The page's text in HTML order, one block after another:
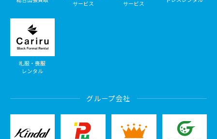
サービス
サービス
礼服・喪服
レンタル
グループ会社